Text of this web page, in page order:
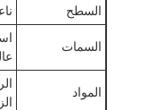
الصفحة الرئيسية
السطح
السمات
المواد